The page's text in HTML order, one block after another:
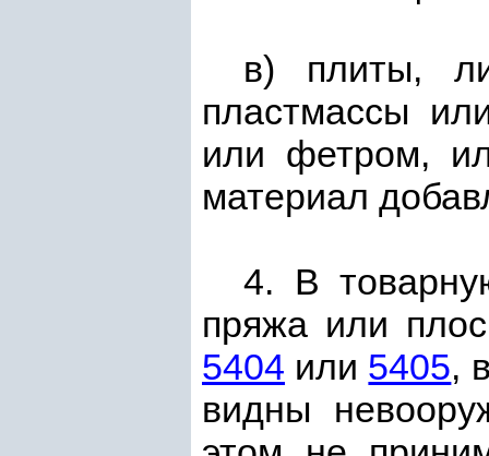
в) плиты,
пластмассы
или фетром,
материал
4. В
пряжа или
5404 или 5405,
видны